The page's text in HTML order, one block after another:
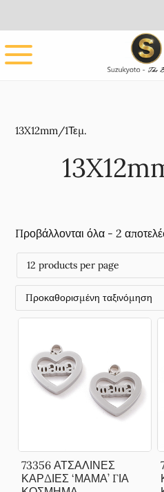
main
content
footer
13X12mm/1Τεμ.
Προβάλλονται όλα - 2
73356 ΑΤΣΑΛΙΝΕΣ
ΚΑΡΔΙΕΣ ‘ΜΑΜΑ’ ΓΙΑ